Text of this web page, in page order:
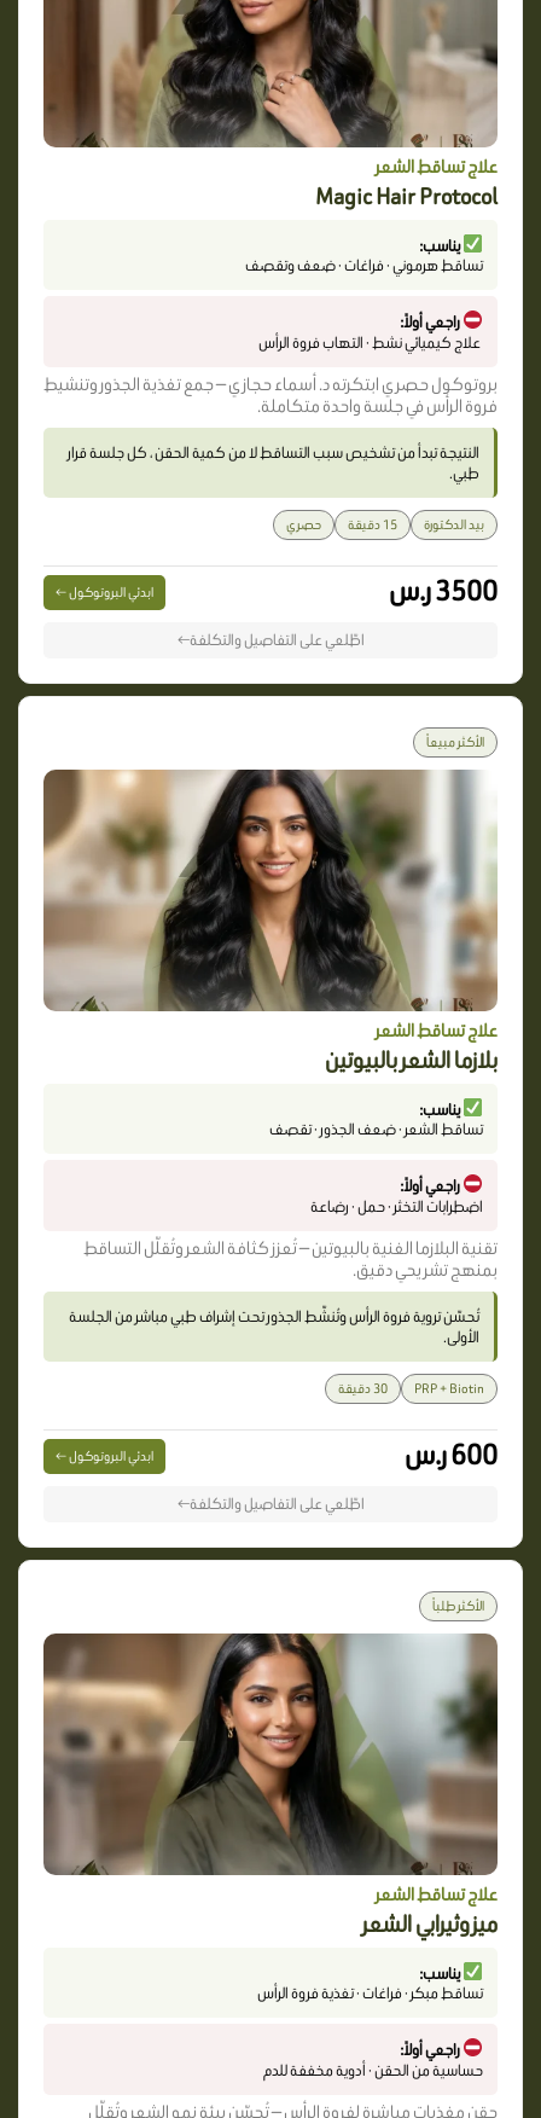
علاج تساقط الشعر
Magic Hair Protocol
يناسب:
تساقط هرموني · فراغات · ضعف وتقصف
راجعي أولاً:
علاج كيميائي نشط · التهاب فروة الرأس
بروتوكول حصري ابتكرته د. أسماء حجازي — جمع تغذية الجذور وتنشيط
فروة الرأس في جلسة واحدة متكاملة.
النتيجة تبدأ من تشخيص سبب التساقط لا من كمية الحقن ، كل جلسة قرار
طبي.
بيد الدكتورة 15 دقيقة حصري
3500 ر.س ابدئي البروتوكول ←
اطّلعي على التفاصيل والتكلفة←
الأكثر مبيعاً
علاج تساقط الشعر
بلازما الشعر بالبيوتين
يناسب:
تساقط الشعر · ضعف الجذور · تقصف
راجعي أولاً:
اضطرابات التخثر · حمل · رضاعة
تقنية البلازما الغنية بالبيوتين — تُعزز كثافة الشعر وتُقلّل التساقط
بمنهج تشريحي دقيق.
تُحسّن تروية فروة الرأس وتُنشّط الجذور تحت إشراف طبي مباشر من الجلسة
الأولى.
PRP + Biotin 30 دقيقة
600 ر.س ابدئي البروتوكول ←
اطّلعي على التفاصيل والتكلفة←
الأكثر طلباً
علاج تساقط الشعر
ميزوثيرابي الشعر
يناسب:
تساقط مبكر · فراغات · تغذية فروة الرأس
راجعي أولاً:
حساسية من الحقن · أدوية مخففة للدم
حقن مغذيات مباشرة لفروة الرأس — تُحسّن بيئة نمو الشعر وتُقلّل